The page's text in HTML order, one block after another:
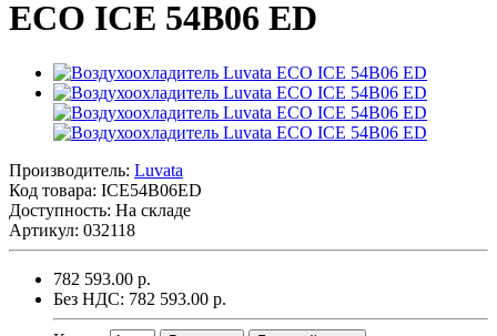
ECO ICE 54B06 ED
Производитель: Luvata
Код товара: ICE54B06ED
Доступность: На складе
Артикул: 032118
782 593.00 р.
Без НДС: 782 593.00 р.